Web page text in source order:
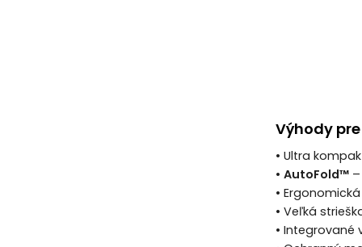
Výhody
• Ultra
• AutoFold™–
•
• Veľká
• Integrované